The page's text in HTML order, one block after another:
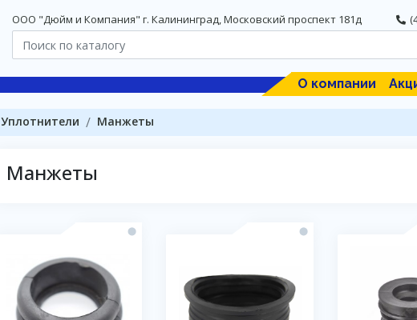
OOO "Дюйм и Компания" г. Калининград, Московский проспект 181д
О компании
Уплотнители Манжеты
Манжеты